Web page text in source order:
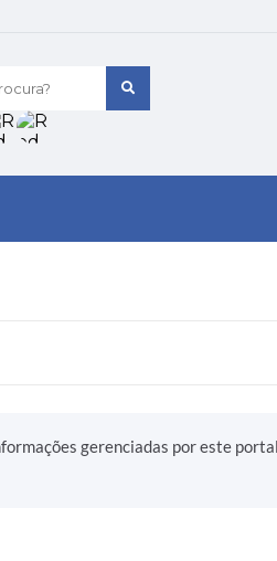
gerenciadas por este